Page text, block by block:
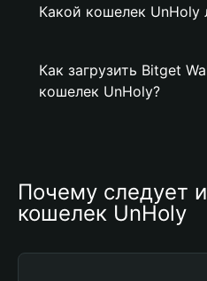
Какой кошелек UnHoly
Как загрузить Bitget
кошелек UnHoly?
Почему следует
кошелек UnHoly